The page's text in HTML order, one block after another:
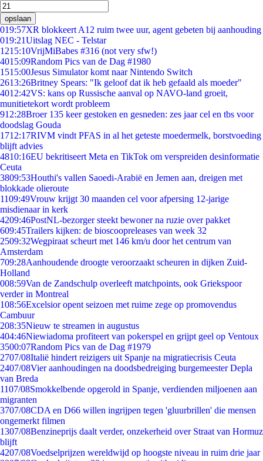
opslaan
019:57XR blokkeert A12 ruim twee uur, agent gebeten bij aanhouding
019:21Uitslag NEC - Telstar
1215:10VrijMiBabes #316 (not very sfw!)
4015:09Random Pics van de Dag #1980
1515:00Jesus Simulator komt naar Nintendo Switch
2613:26Britney Spears: "Ik geloof dat ik heb gefaald als moeder"
4012:42VS: kans op Russische aanval op NAVO-land groeit,
munitietekort wordt probleem
912:28Broer 135 keer gestoken en gesneden: zes jaar cel en tbs voor
doodslag Gouda
1712:17RIVM vindt PFAS in al het geteste moedermelk, borstvoeding
blijft advies
4810:16EU bekritiseert Meta en TikTok om verspreiden desinformatie
Ceuta
3809:53Houthi's vallen Saoedi-Arabië en Jemen aan, dreigen met
blokkade olieroute
1109:49Vrouw krijgt 30 maanden cel voor afpersing 12-jarige
misdienaar in kerk
4209:46PostNL-bezorger steekt bewoner na ruzie over pakket
609:45Trailers kijken: de bioscoopreleases van week 32
2509:32Wegpiraat scheurt met 146 km/u door het centrum van
Amsterdam
709:28Aanhoudende droogte veroorzaakt scheuren in dijken Zuid-
Holland
008:59Van de Zandschulp overleeft matchpoints, ook Griekspoor
verder in Montreal
108:56Excelsior opent seizoen met ruime zege op promovendus
Cambuur
208:35Nieuw te streamen in augustus
404:46Niewiadoma profiteert van pokerspel en grijpt geel op Ventoux
3500:07Random Pics van de Dag #1979
2707/08Italië hindert reizigers uit Spanje na migratiecrisis Ceuta
2407/08Vier aanhoudingen na doodsbedreiging burgemeester Depla
van Breda
1107/08Smokkelbende opgerold in Spanje, verdienden miljoenen aan
migranten
3707/08CDA en D66 willen ingrijpen tegen 'gluurbrillen' die mensen
ongemerkt filmen
1307/08Benzineprijs daalt verder, onzekerheid over Straat van Hormuz
blijft
4207/08Voedselprijzen wereldwijd op hoogste niveau in ruim drie jaar